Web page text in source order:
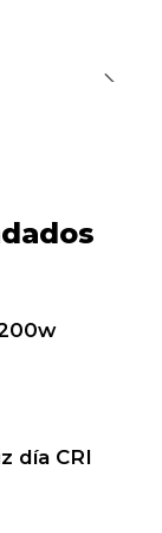
día CRI